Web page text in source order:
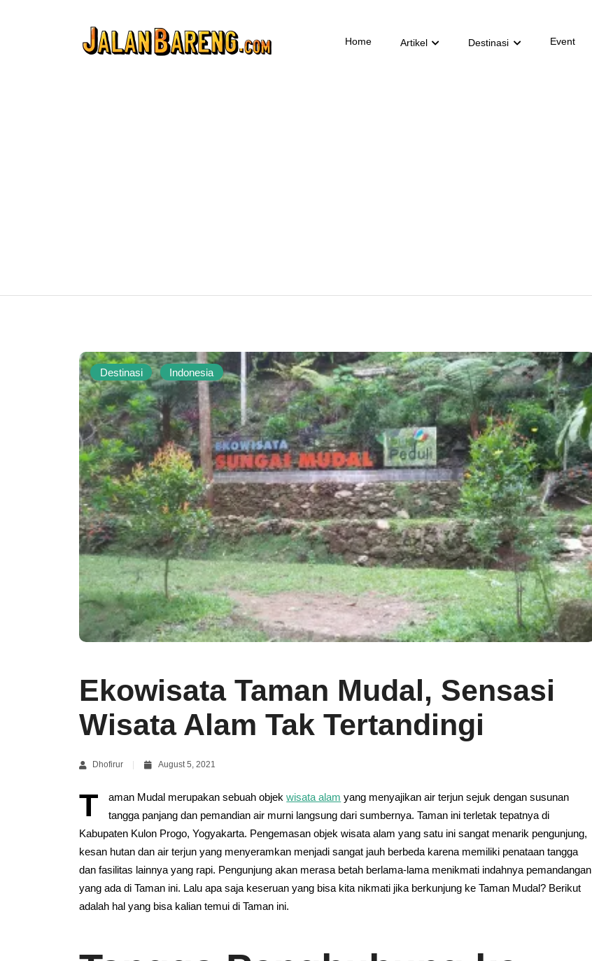
Home Artikel Destinasi Event
Destinasi Indonesia
Ekowisata Taman Mudal, Sensasi
Wisata Alam Tak Tertandingi
Dhofirur August 5, 2021
T aman Mudal merupakan sebuah objekwisata alam yang menyajikan air terjun sejuk dengan susunan
tangga panjang dan pemandian air murni langsung dari sumbernya. Taman ini terletak tepatnya di
Kabupaten Kulon Progo, Yogyakarta. Pengemasan objek wisata alam yang satu ini sangat menarik pengunjung,
kesan hutan dan air terjun yang menyeramkan menjadi sangat jauh berbeda karena memiliki penataan tangga
dan fasilitas lainnya yang rapi. Pengunjung akan merasa betah berlama-lama menikmati indahnya pemandangan
yang ada di Taman ini. Lalu apa saja keseruan yang bisa kita nikmati jika berkunjung ke Taman Mudal? Berikut
adalah hal yang bisa kalian temui di Taman ini.